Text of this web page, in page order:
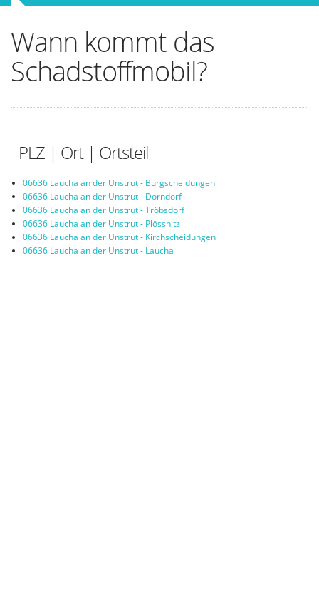
Wann kommt das
Schadstoffmobil?
PLZ | Ort | Ortsteil
06636 Laucha an der Unstrut - Burgscheidungen
06636 Laucha an der Unstrut - Dorndorf
06636 Laucha an der Unstrut - Tröbsdorf
06636 Laucha an der Unstrut - Plössnitz
06636 Laucha an der Unstrut - Kirchscheidungen
06636 Laucha an der Unstrut - Laucha